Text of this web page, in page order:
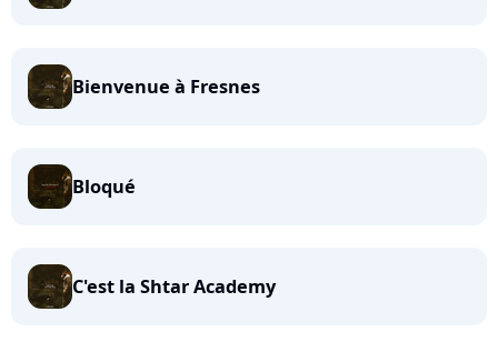
Bienvenue à Fresnes
Bloqué
C'est la Shtar Academy